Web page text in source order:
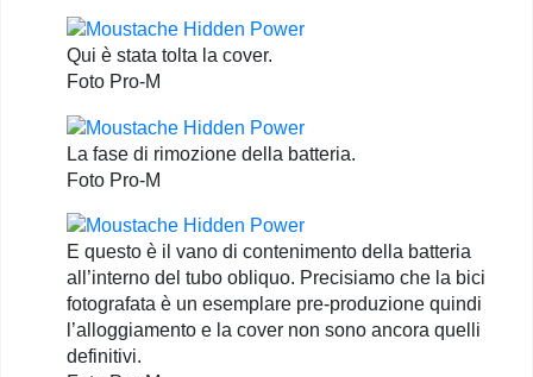
Qui è stata tolta la cover.
Foto Pro-M
La fase di rimozione della batteria.
Foto Pro-M
E questo è il vano di contenimento della batteria
all’interno del tubo obliquo. Precisiamo che la bici
fotografata è un esemplare pre-produzione quindi
l’alloggiamento e la cover non sono ancora quelli
definitivi.